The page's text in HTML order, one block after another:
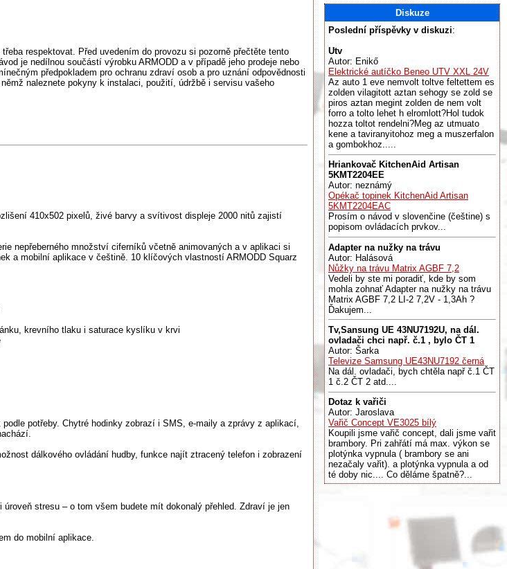
respektovat. Před uvedením do provozu si pozorně přečtěte tento
je nedílnou součástí výrobku ARMODD a v případě jeho prodeje nebo
předpokladem pro ochranu zdraví osob a pro uznání odpovědnosti
naleznete pokyny k instalaci, použití, údržbě i servisu vašeho
410x502 pixelů, živé barvy a svítivost displeje 2000 nitů zajistí
nepřeberného množství ciferníků včetně animovaných a v aplikaci si
a mobilní aplikace v češtině. 10 klíčových vlastností ARMODD Squarz
krevního tlaku i saturace kyslíku v krvi
potřeby. Chytré hodinky zobrazí i SMS, e-maily a zprávy z aplikací,
dálkového ovládání hudby, funkce najít ztracený telefon i zobrazení
stresu –⁠ o tom všem budete mít dokonalý přehled. Zdraví je jen
do mobilní aplikace.
Diskuze
Poslední příspěvky v diskuzi:
Utv
Autor: Enikő
Elektrické autíčko Beneo UTV XXL 24V
Az auto 1 eve nemvolt toltve feltettem es
zolden vilagitott aztan sehogy se zold se
piros aztan megint zolden de nem volt
forro a tolto lehet h elromlott?Hol tudok
hozza toltot rendelni?Meg az utmuato
kene a taviranyitohoz meg a muszerfalon
a gombokhoz.....
Hriankovač KitchenAid Artisan
5KMT2204EE
Autor: neznámý
Opékač topinek KitchenAid Artisan
5KMT2204EAC
Prosím o návod v slovenčine (češtine) s
popisom ovládacích prvkov...
Adapter na nužky na trávu
Autor: Halásová
Nůžky na trávu Matrix AGBF 7,2
Vedeli by ste mi poradiť, kde by som
mohla zohnať Adapter na nužky na trávu
Matrix AGBF 7,2 LI-2 7,2V - 1,3Ah ?
Ďakujem...
Tv,Sansung UE 43NU7192U, na dál.
ovladači chci např. č.1 , bylo ČT 1
Autor: Šarka
Televize Samsung UE43NU7192 černá
Na dál. ovladači, bych chtěla např č.1 ČT
1 č.2 ČT 2 atd....
Dotaz k vařiči
Autor: Jaroslava
Vařič Concept VE3025 bílý
Koupili jsme vařič concept, dali jsme vařit
brambory. Pri zahřátí má max. výkon se
plotýnka vypnula ( brambory se ani
nezačaly vařit). a plotýnka vypnula a od
té doby nic.... Co děláme špatně?...